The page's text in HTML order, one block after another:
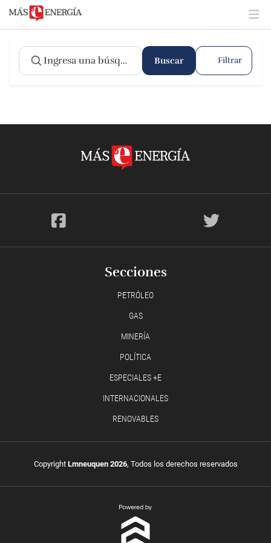
Buscar Filtrar
Secciones
PETRÓLEO
GAS
MINERÍA
POLÍTICA
ESPECIALES +E
INTERNACIONALES
RENOVABLES
Copyright Lmneuquen 2026, Todos los derechos reservados